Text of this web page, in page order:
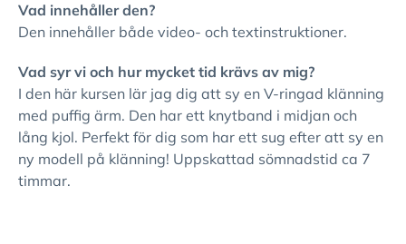
Vad innehåller den?
Den innehåller både video- och textinstruktioner.
Vad syr vi och hur mycket tid krävs av mig?
I den här kursen lär jag dig att sy en V-ringad klänning
med puffig ärm. Den har ett knytband i midjan och
lång kjol. Perfekt för dig som har ett sug efter att sy en
ny modell på klänning! Uppskattad sömnadstid ca 7
timmar.